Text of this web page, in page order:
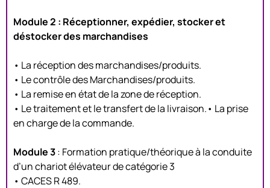
Module 2 : Réceptionner, expédier, stocker et
déstocker des marchandises
• La réception des marchandises/produits.
• Le contrôle des Marchandises/produits.
• La remise en état de la zone de réception.
• Le traitement et le transfert de la livraison.• La prise
en charge de la commande.
Module 3: Formation pratique/théorique à la conduite
d’un chariot élévateur de catégorie 3
• CACES R 489.